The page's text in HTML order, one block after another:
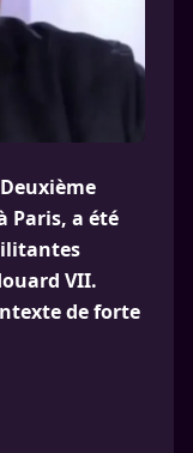
Paris, a été
VII.
de forte